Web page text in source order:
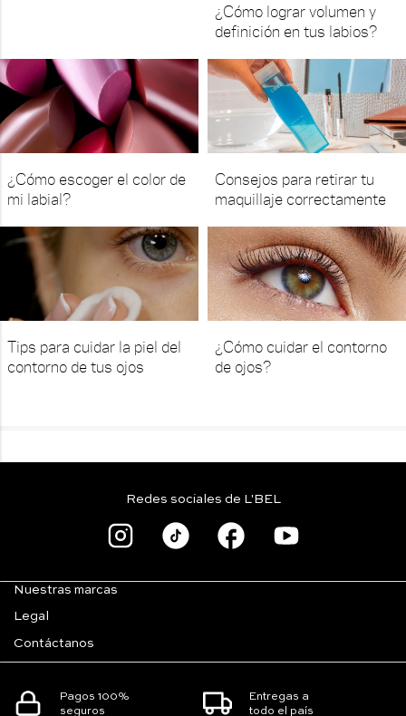
¿Cómo lograr volumen y
definición en tus labios?
¿Cómo escoger el color de
mi labial?
Consejos para retirar tu
maquillaje correctamente
Tips para cuidar la piel del
contorno de tus ojos
¿Cómo cuidar el contorno
de ojos?
Nuestras marcas
Legal
Contáctanos
Redes sociales de L'BEL
Pagos 100%
seguros
Entregas a
todo el país